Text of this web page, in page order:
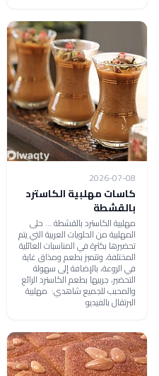
2026-07-08
كاسات مهلبية الكاسترد
بالقشطة
مهلبية الكاسترد بالقشطة ... حلى
المهلبية من الحلويات العربية التي يتم
تحضيرها بكثرة في المناسبات العائلية
المختلفة، وتتميز بطعم ومذاق غاية
في الروعة، بالإضافة إلى سهولة
التحضير، جربيها بطعم الكاسترد الرائع
والمحبب للجميع شاهدي: مهلبية
البرتقال بالفيديو